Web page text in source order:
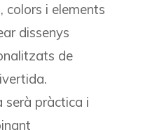
colors i elements
dissenys
de
serà pràctica i